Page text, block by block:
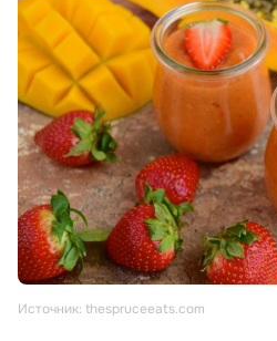
Источник: thespruceeats.com